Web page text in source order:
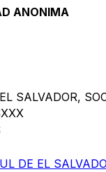
ANONIMA
SALVADOR,
DE EL